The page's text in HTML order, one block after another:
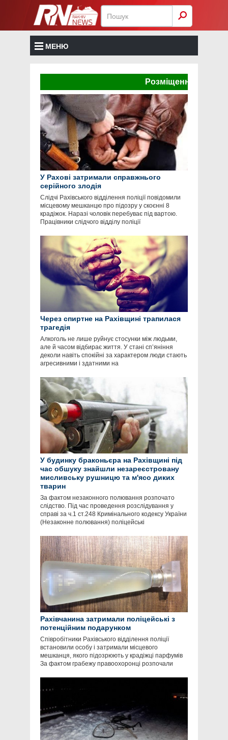
МЕНЮ
Розміщення реклами
У Рахові затримали справжнього
серійного злодія
Слідчі Рахівського відділення поліції повідомили
місцевому мешканцю про підозру у скоєнні 8
крадіжок. Наразі чоловік перебуває під вартою.
Працівники слідчого відділу поліції
Через спиртне на Рахівщині трапилася
трагедія
Алкоголь не лише руйнує стосунки між людьми,
але й часом відбирає життя. У стані сп’яніння
деколи навіть спокійні за характером люди стають
агресивними і здатними на
У будинку браконьєра на Рахівщині під
час обшуку знайшли незареєстровану
мисливську рушницю та м'ясо диких
тварин
За фактом незаконного полювання розпочато
слідство. Під час проведення розслідування у
справі за ч.1 ст.248 Кримінального кодексу України
(Незаконне полювання) поліцейські
Рахівчанина затримали поліцейські з
потенційним подарунком
Співробітники Рахівського відділення поліції
встановили особу і затримали місцевого
мешканця, якого підозрюють у крадіжці парфумів
За фактом грабежу правоохоронці розпочали